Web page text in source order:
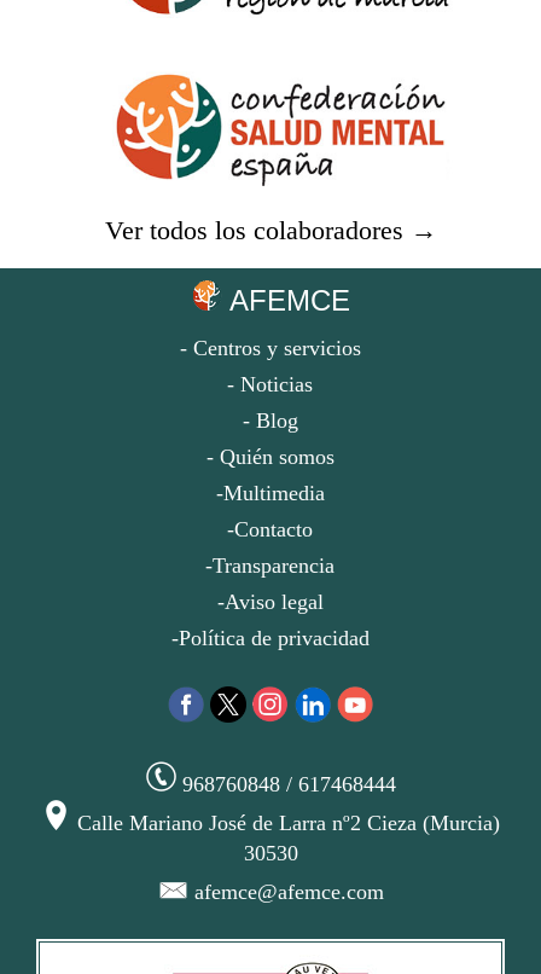
Ver todos los colaboradores →
AFEMCE
- Centros y servicios
- Noticias
- Blog
- Quién somos
-Multimedia
-Contacto
-Transparencia
-Aviso legal
-Política de privacidad
968760848 / 617468444
Calle Mariano José de Larra nº2 Cieza (Murcia)
30530
afemce@afemce.com